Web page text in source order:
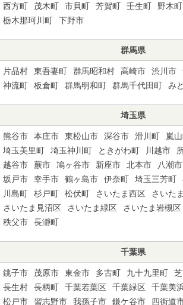
西方町
茂木町 市貝町 芳賀町 壬生町 野木町
栃木那珂川町
下野市
群馬県
片品村 東吾妻町 群馬昭和村 高崎市 渋川市
神流町
板倉町 群馬明和町 群馬千代田町 み
埼玉県
熊谷市 本庄市 東松山市 深谷市 滑川町 嵐
埼玉美里町
埼玉神川町 ときがわ町 川越市
越谷市
蕨市 鳩ヶ谷市 新座市 北本市 八潮市
坂戸市
幸手市 鶴ヶ島市 伊奈町 埼玉三芳町
川島町
杉戸町 松伏町 さいたま西区
さいた
さいたま見沼区
さいたま緑区 さいたま岩槻区
秩父市
長瀞町
千葉県
銚子市 茂原市 東金市 多古町 九十九里町
長生村
長柄町 千葉若葉区 千葉緑区 千葉美
松戸市
習志野市 我孫子市 鎌ケ谷市 四街道